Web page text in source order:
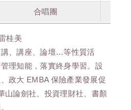
合唱團
桂美
、講座、論壇…等性質活
理知能，落實終身學習。設
政大 EMBA 保險產業發展促
山論劍社、投資理財社、書顏